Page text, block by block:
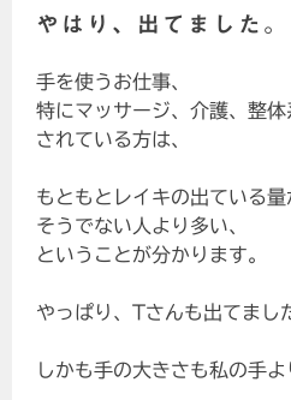
やはり、出てました。
手を使うお仕事、
特にマッサージ、介護、整
されている方は、
もともとレイキの出ている量
そうでない人より多い、
ということが分かります。
やっぱり、Tさんも出てまし
しかも手の大きさも私の手よ